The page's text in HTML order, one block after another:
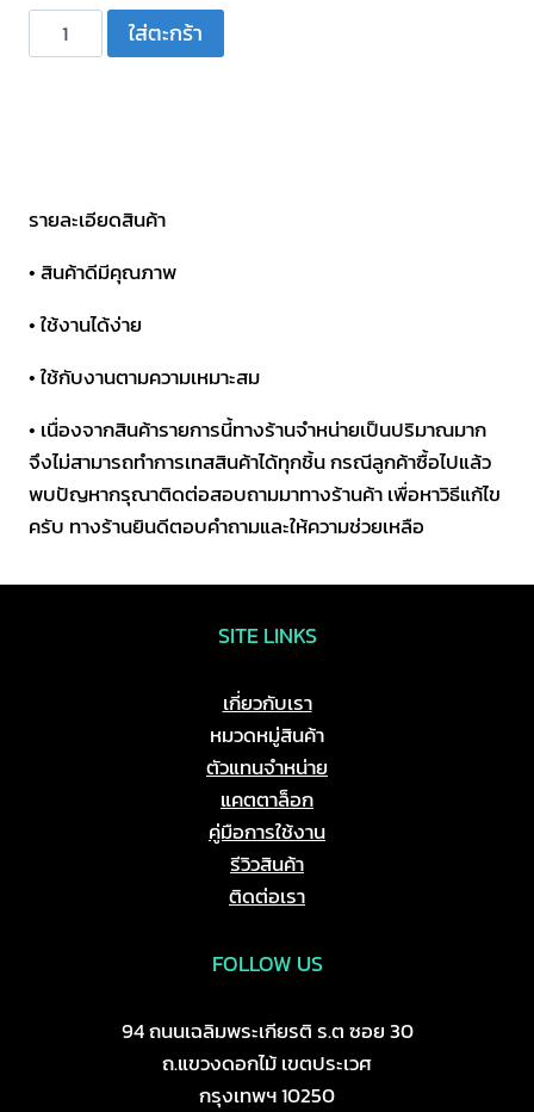
จำนวน
คา
พัดลม
มี
สาย
/
450V
ชิ้น
ใส่ตะกร้า
รายละเอียดสินค้า
• สินค้าดีมีคุณภาพ
• ใช้งานได้ง่าย
• ใช้กับงานตามความเหมาะสม
• เนื่องจากสินค้ารายการนี้ทางร้านจำหน่ายเป็นปริมาณมาก
จึงไม่สามารถทำการเทสสินค้าได้ทุกชิ้น กรณีลูกค้าซื้อไปแล้ว
พบปัญหากรุณาติดต่อสอบถามมาทางร้านค้า เพื่อหาวิธีแก้ไข
ครับ ทางร้านยินดีตอบคำถามและให้ความช่วยเหลือ
SITE LINKS
เกี่ยวกับเรา
หมวดหมู่สินค้า
ตัวแทนจำหน่าย
แคตตาล็อก
คู่มือการใช้งาน
รีวิวสินค้า
ติดต่อเรา
FOLLOW US
94 ถนนเฉลิมพระเกียรติ ร.ต ซอย 30
ถ.แขวงดอกไม้ เขตประเวศ
กรุงเทพฯ 10250